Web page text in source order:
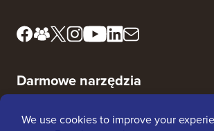
Darmowe narzędzia